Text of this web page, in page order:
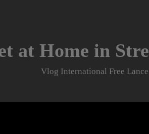
at Home in
Vlog International Free